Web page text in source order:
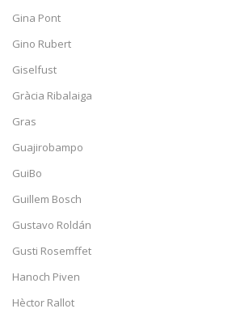
Gina Pont
Gino Rubert
Giselfust
Gràcia Ribalaiga
Gras
Guajirobampo
GuiBo
Guillem Bosch
Gustavo Roldán
Gusti Rosemffet
Hanoch Piven
Hèctor Rallot